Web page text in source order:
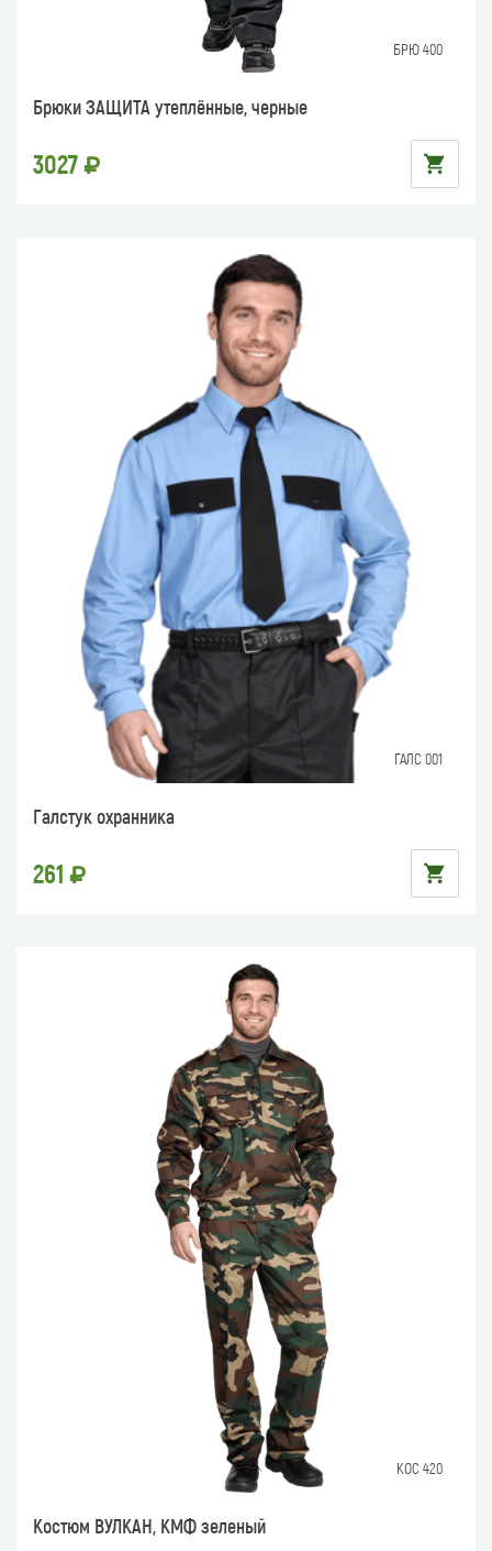
БРЮ 400
Брюки ЗАЩИТА утеплённые, черные
3027
ГАЛС 001
Галстук охранника
261
КОС 420
Костюм ВУЛКАН, КМФ зеленый